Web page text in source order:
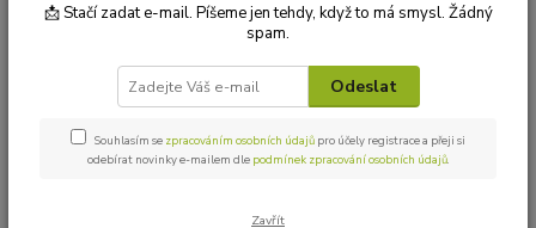
Přírodní kosmetika
Přírodní aromaterapie
Bio drogerie
📩 Stačí zadat e-mail. Píšeme jen tehdy, když to má smysl. Žádný
spam.
Odeslat
Souhlasím se zpracováním osobních údajů pro účely registrace a přeji si
odebírat novinky e-mailem dle podmínek zpracování osobních údajů.
Zavřít